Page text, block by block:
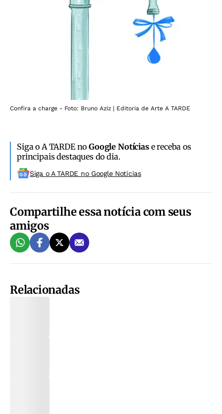
Confira a charge - Foto: Bruno Aziz | Editoria de Arte A TARDE
Siga o A TARDE noGoogle Notíciase receba os
principais destaques do dia.
Siga o A TARDE no Google Noticias
Compartilhe essa notícia com seus
amigos
Relacionadas